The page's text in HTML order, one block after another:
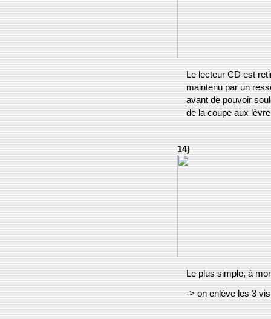
Le lecteur CD est
maintenu par un
avant de pouvoir
de la coupe aux
14)
Le plus simple, à
-> on enlève les 3